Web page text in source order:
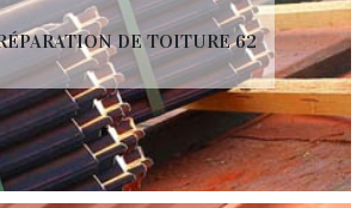
DE TOITURE 62